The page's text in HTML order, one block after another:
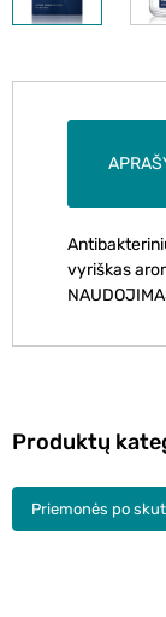
vyriškas
Produktų
Priemonės po